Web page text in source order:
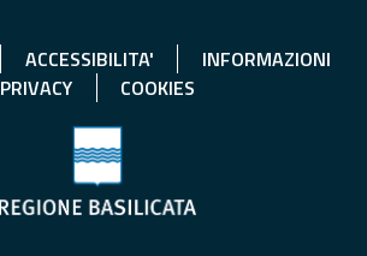
ACCESSIBILITA'
INFORMAZIONI
PRIVACY
COOKIES